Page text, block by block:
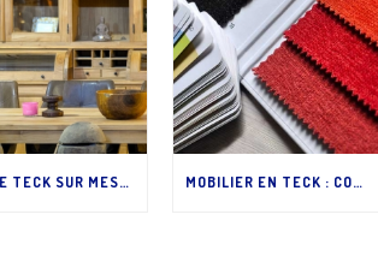
MEUBLE TECK SUR MESURE MOBILIER EN TECK : CONSEILS DÉCO.